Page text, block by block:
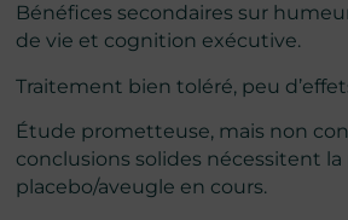
Bénéfices secondaires sur
de vie et cognition exécutive.
Traitement bien toléré, peu
Étude prometteuse, mais non
conclusions solides nécessitent la
placebo/aveugle en cours.